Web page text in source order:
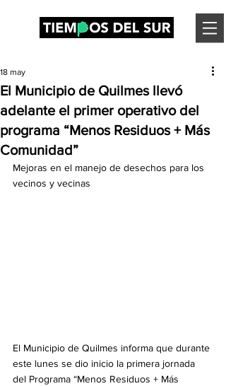
El Municipio de Quilmes llevó
adelante el primer operativo del
programa “Menos Residuos + Más
Comunidad”
18 may
Mejoras en el manejo de desechos para los
vecinos y vecinas
El Municipio de Quilmes informa que durante
este lunes se dio inicio la primera jornada
del Programa “Menos Residuos + Más